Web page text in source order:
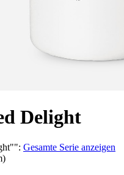
Delight
": Gesamte Serie anzeigen